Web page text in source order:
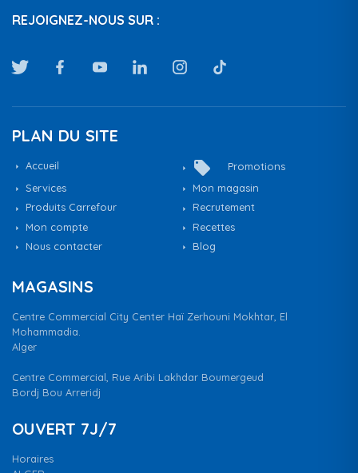
REJOIGNEZ-NOUS SUR :
PLAN DU SITE
Accueil local_offer
Promotions
Services
Mon magasin
Produits Carrefour
Recrutement
Mon compte
Recettes
Nous contacter
Blog
MAGASINS
Centre Commercial City Center Haï Zerhouni Mokhtar, El
Mohammadia.
Alger
Centre Commercial, Rue Aribi Lakhdar Boumergeud
Bordj Bou Arreridj
OUVERT 7J/7
Horaires